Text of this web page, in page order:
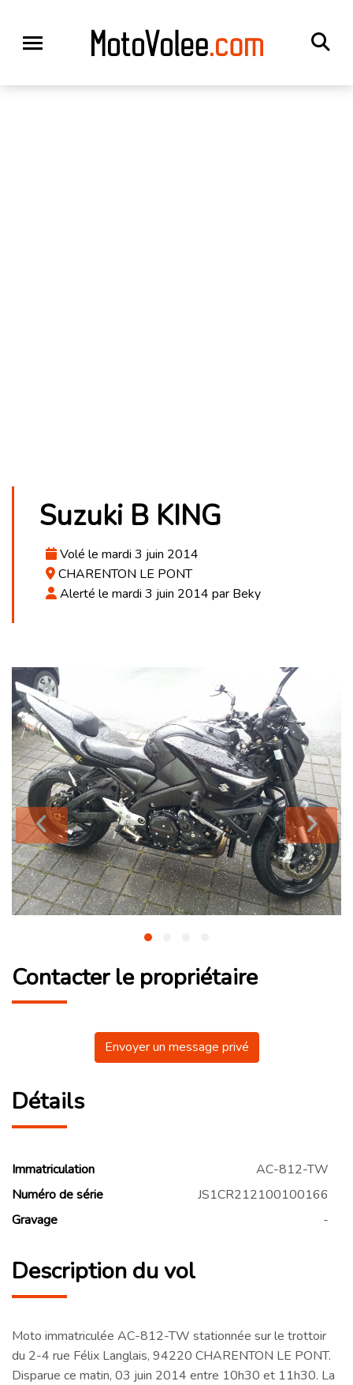
Suzuki B KING
Volé le mardi 3 juin 2014
CHARENTON LE PONT
Alerté le mardi 3 juin 2014 par Beky
Contacter le propriétaire
Envoyer un message privé
Détails
Immatriculation
AC-812-TW
Numéro de série
JS1CR212100100166
Gravage
-
Description du vol
Moto immatriculée AC-812-TW stationnée sur le trottoir
du 2-4 rue Félix Langlais, 94220 CHARENTON LE PONT.
Disparue ce matin, 03 juin 2014 entre 10h30 et 11h30. La